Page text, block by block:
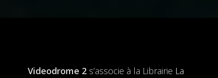
Videodrome 2s’associe à la Librairie La